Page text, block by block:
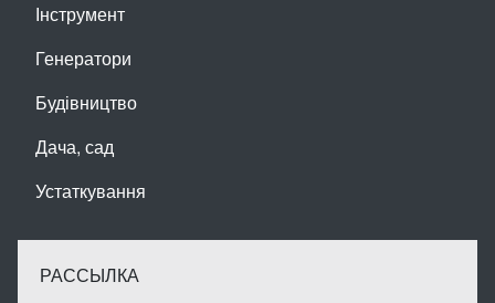
Інструмент
Генератори
Будівництво
Дача, сад
Устаткування
РАССЫЛКА